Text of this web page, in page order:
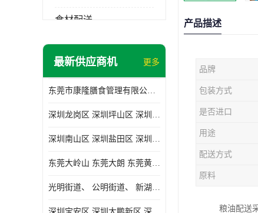
食材配送
最新供应商机 更多
东莞市康隆膳食管理有限公司主要经营蔬菜配送 东莞食堂承包 光明蔬菜配送 深圳市食堂承包 深圳市蔬菜配送等业务 欢迎咨询了解
深圳龙岗区 深圳坪山区 深圳光明区 深圳龙华区
深圳南山区 深圳盐田区 深圳福田区 深圳罗湖区 深圳龙岗区
东莞大岭山 东莞大朗 东莞黄江 东莞樟木头 蔬菜配送
光明街道、 公明街道、 新湖街道、
产品描述
品牌
包装方式
是否进口
用途
配送方式
原料
粮油配送